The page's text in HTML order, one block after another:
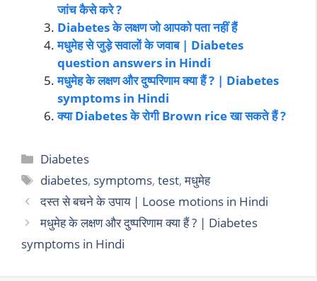
जांच कैसे करे ?
Diabetes के लक्षण जो आपको पता नहीं हैं
मधुमेह से जुड़े सवालों के जवाब | Diabetes
question answers in Hindi
मधुमेह के लक्षण और दुष्परिणाम क्या हैं ? | Diabetes
symptoms in Hindi
क्या Diabetes के रोगी Brown rice खा सकते हैं ?
Diabetes
diabetes, symptoms,test,मधुमेह
दस्त से बचने के उपाय | Loose motions in Hindi
मधुमेह के लक्षण और दुष्परिणाम क्या हैं ? | Diabetes
symptoms in Hindi